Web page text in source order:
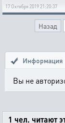
17 Октября 2019 21:20:37
Назад
Информация
Вы не
1 чел. читают